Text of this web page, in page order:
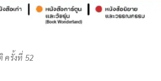
ครั้งที่ 52